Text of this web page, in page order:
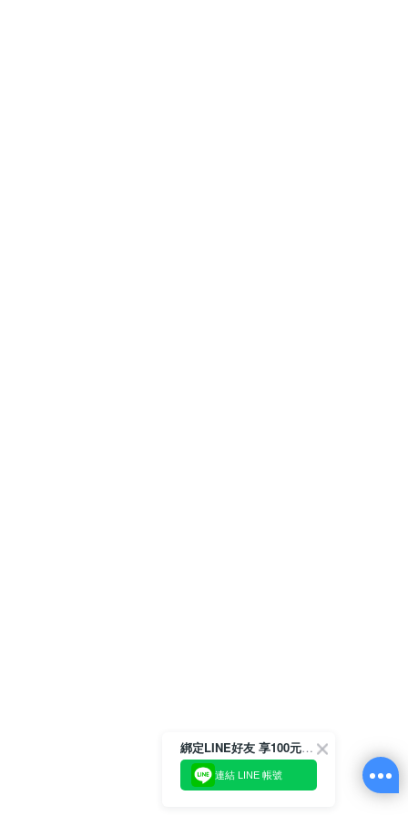
綁定LINE好友 享100元折價券
連結 LINE 帳號